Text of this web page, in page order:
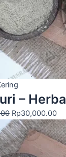
–
Rp30,000.00